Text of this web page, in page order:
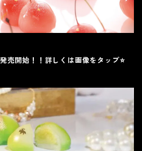
売開始！！詳しくは画像をタップ⭐️